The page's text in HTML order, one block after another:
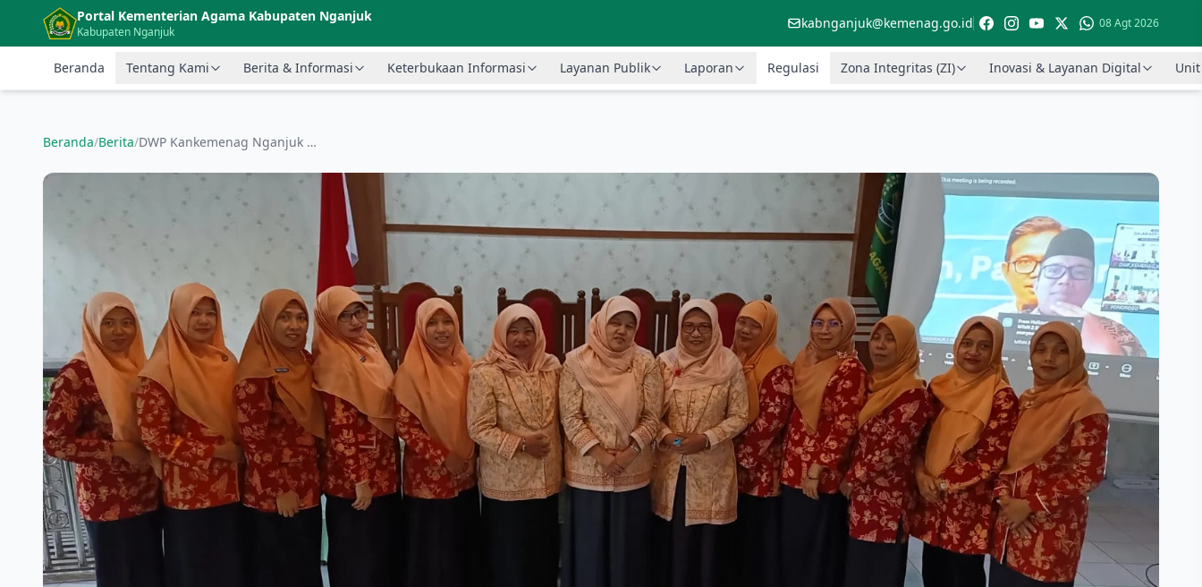
Langsung ke konten utama
Portal Kementerian Agama Kabupaten Nganjuk
Kabupaten Nganjuk
kabnganjuk@kemenag.go.id 08 Agt 2026
Beranda Tentang Kami Berita & Informasi Keterbukaan Informasi Layanan Publik Laporan Regulasi Zona Integritas (ZI) Inovasi & Layanan Digital
Beranda/Berita/ DWP Kankemenag Nganjuk Ikuti Seminar Inklusi untuk Perkuat Kerukunan Umat Beragama